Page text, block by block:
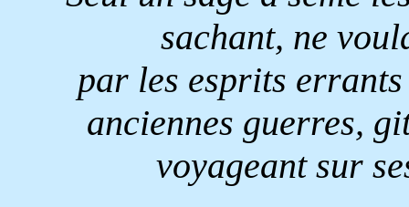
sachant, ne
par les esprits
anciennes guerres,
voyageant sur